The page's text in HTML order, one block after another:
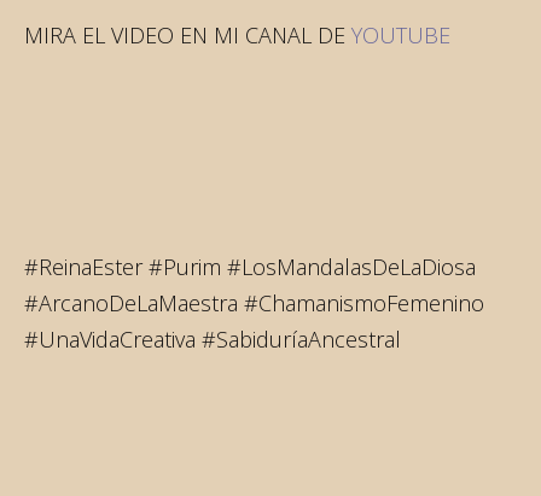
MIRA EL VIDEO EN MI CANAL DE YOUTUBE
#ReinaEster #Purim #LosMandalasDeLaDiosa
#ArcanoDeLaMaestra #ChamanismoFemenino
#UnaVidaCreativa #SabiduríaAncestral